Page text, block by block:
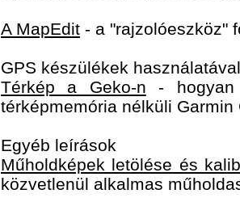
A MapEdit - a "rajzolóeszköz"
GPS készülékek
Térkép a Geko-n - hogyan
térképmemória nélküli Garmin
Egyéb leírások
Műholdképek letölése és
közvetlenül alkalmas